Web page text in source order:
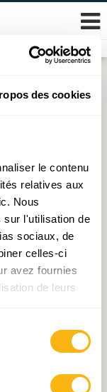
des cookies
le contenu
relatives aux
Nous
sur l'utilisation de
sociaux, de
celles-ci
avez fournies
de leurs
10
Ruben
personnelles